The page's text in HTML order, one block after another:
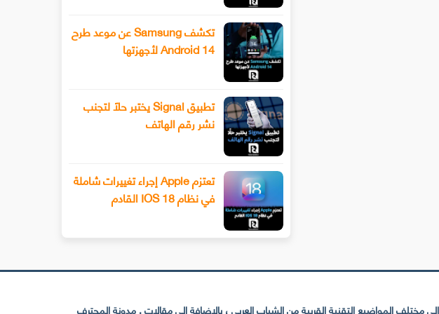
تكشف Samsung عن موعد طرح
Android 14 لأجهزتها
تطبيق Signal يختبر حلًا لتجنب
نشر رقم الهاتف
تعتزم Apple إجراء تغييرات شاملة
في نظام IOS 18 القادم
المواضيع التقنية القريبة من الشباب العربي ، بالإضافة إلى مقالات . مدونة المحترف